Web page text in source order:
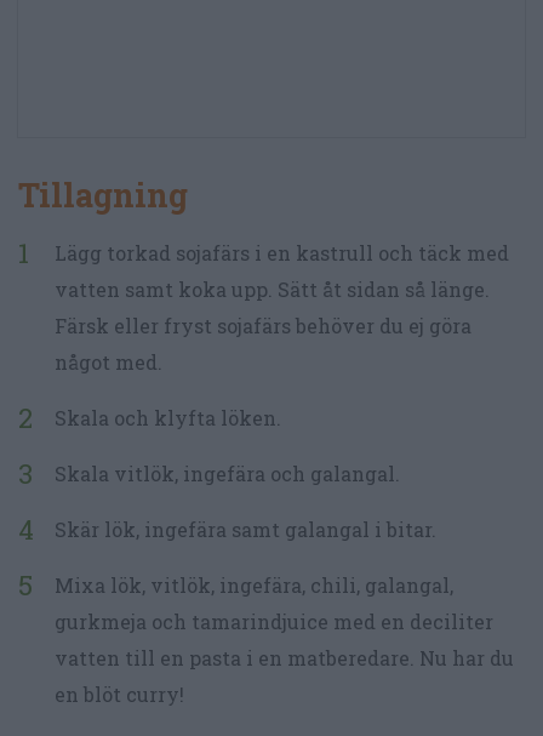
Tillagning
Lägg torkad sojafärs i en kastrull och täck med
vatten samt koka upp. Sätt åt sidan så länge.
Färsk eller fryst sojafärs behöver du ej göra
något med.
Skala och klyfta löken.
Skala vitlök, ingefära och galangal.
Skär lök, ingefära samt galangal i bitar.
Mixa lök, vitlök, ingefära, chili, galangal,
gurkmeja och tamarindjuice med en deciliter
vatten till en pasta i en matberedare. Nu har du
en blöt curry!